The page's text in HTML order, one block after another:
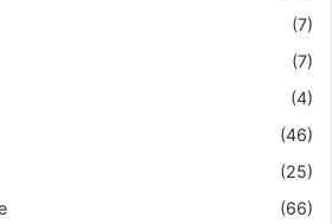
(7)
(7)
(4)
(46)
(25)
(66)